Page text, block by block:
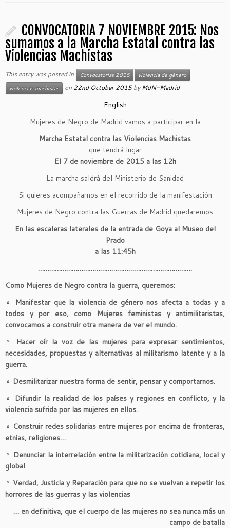
CONVOCATORIA 7 NOVIEMBRE 2015: Nos
sumamos a la Marcha Estatal contra las
Violencias Machistas
This entry was posted in Convocatorias 2015
violencia de género
violencias machistas
on 22nd October 2015 byMdN-Madrid
English
Mujeres de Negro de Madrid vamos a participar en la
Marcha Estatal contra las Violencias Machistas
que tendrá lugar
El 7 de noviembre de 2015 a las 12h
La marcha saldrá del Ministerio de Sanidad
Si quieres acompañarnos en el recorrido de la manifestación
Mujeres de Negro contra las Guerras de Madrid quedaremos
En las escaleras laterales de la entrada de Goya al Museo del
Prado
a las 11:45h
……………………………………………………………………….
Como Mujeres de Negro contra la guerra, queremos:
♀
Manifestar que la violencia de género nos afecta a todas y a
todos y por eso, como Mujeres feministas y antimilitaristas,
convocamos a construir otra manera de ver el mundo.
♀
Hacer oír la voz de las mujeres para expresar sentimientos,
necesidades, propuestas y alternativas al militarismo latente y a la
guerra.
♀ Desmilitarizar nuestra forma de sentir, pensar y comportarnos.
♀
Difundir la realidad de los países y regiones en conflicto, y la
violencia sufrida por las mujeres en ellos.
♀ Construir redes solidarias entre mujeres por encima de fronteras,
etnias, religiones…
♀ Denunciar la interrelación entre la militarización cotidiana, local y
global
♀ Verdad, Justicia y Reparación para que no se vuelvan a repetir los
horrores de las guerras y las violencias
… en definitiva, que el cuerpo de las mujeres no sea nunca más un
campo de batalla